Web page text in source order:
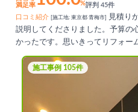
満足率
%評判 45件
口コミ紹介
[施工地: 東京都 青梅市]
見積り
説明してくださりました。予算の
かったです。思いきってリフォー
す。
施工事例 105件